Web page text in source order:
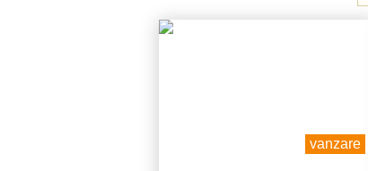
vanzare